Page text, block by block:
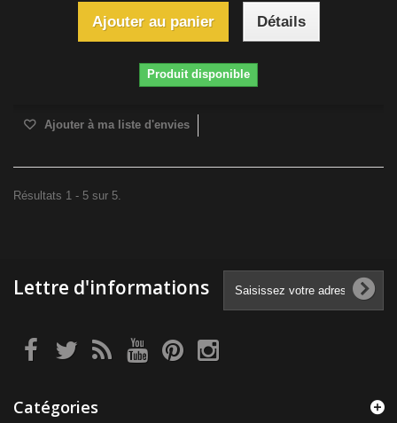
Ajouter au panier Détails
Produit disponible
Ajouter à ma liste d'envies
Résultats 1 - 5 sur 5.
Lettre d'informations
Catégories